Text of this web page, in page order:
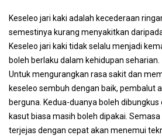
Keseleo jari kaki adalah kecederaan
semestinya kurang menyakitkan
Keseleo jari kaki tidak selalu menjadi
boleh berlaku dalam kehidupan seharian.
Untuk mengurangkan rasa sakit dan
keseleo sembuh dengan baik, pembalut
berguna. Kedua-duanya boleh
kasut biasa masih boleh dipakai.
terjejas dengan cepat akan menemui